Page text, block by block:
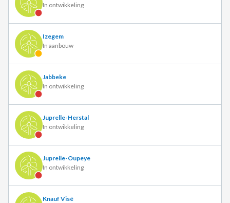
In ontwikkeling
Izegem
In aanbouw
Jabbeke
In ontwikkeling
Juprelle-Herstal
In ontwikkeling
Juprelle-Oupeye
In ontwikkeling
Knauf Visé